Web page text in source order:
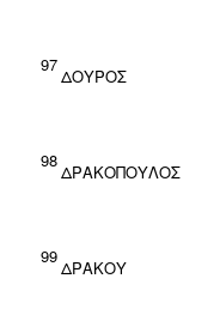
97
ΔΟΥΡΟΣ
98
ΔΡΑΚΟΠΟΥΛΟΣ
99
ΔΡΑΚΟΥ